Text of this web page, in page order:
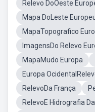
Relevo DoOeste
Mapa DoLeste
MapaTopografico
ImagensDo Relevo
MapaMudo Europa
Europa
RelevoDa França
RelevoE Hidrografia